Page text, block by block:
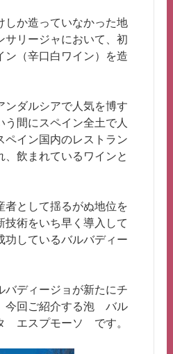
しか造っていなかった地
サリージャにおいて、初
ン（辛口白ワイン）を造
ンダルシアで人気を博す
う間にスペイン全土で人
ペイン国内のレストラン
、飲まれているワインと
者として揺るがぬ地位を
技術をいち早く導入して
功しているバルバディー
ディージョが新たにチ
今回ご紹介する泡 バル
エスプモーソ です。